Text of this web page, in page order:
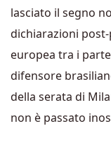
lasciato il segno
dichiarazioni
europea tra i
difensore
della serata di
non è passato